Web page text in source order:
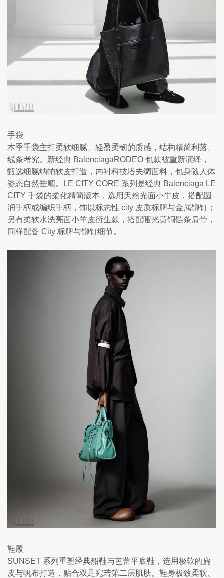
手袋
本季手袋主打柔软细腻、轻盈柔韧的质感，结构精简利落、
线条考究。新经典 BalenciagaRODEO 包款被重新演绎，
甄选细腻纳帕软皮打造，内衬科技塔夫绸面料，包身随人体
姿态自然垂顺。LE CITY CORE 系列是经典 Balenciaga LE
CITY 手袋的柔化精简版本，选用天然光面小牛皮，搭配圆
润手柄或编织手柄，饰以标志性 city 皮质标牌与金属铆钉；
另有柔软水洗亮面小羊皮衍生款，搭配哑光黄铜链条肩带，
同样配备 City 标牌与铆钉细节。
鞋履
SUNSET 系列重塑经典船鞋与芭蕾平底鞋，选用极软的麂
皮与帆布打造，贴合双足宛若第二层肌肤。鞋身极致柔软、